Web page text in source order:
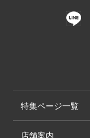
特集ページ一覧
店舗案内